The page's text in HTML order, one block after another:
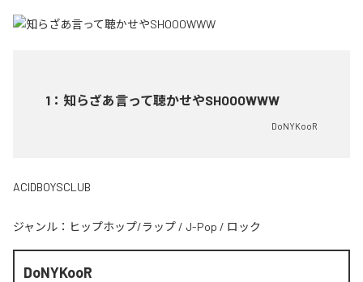
1 ： 知らざあ言って聴かせやSHOOOWWW
DoNYKooR
ACIDBOYSCLUB
ジャンル： ヒップホップ/ラップ / J-Pop / ロック
DoNYKooR